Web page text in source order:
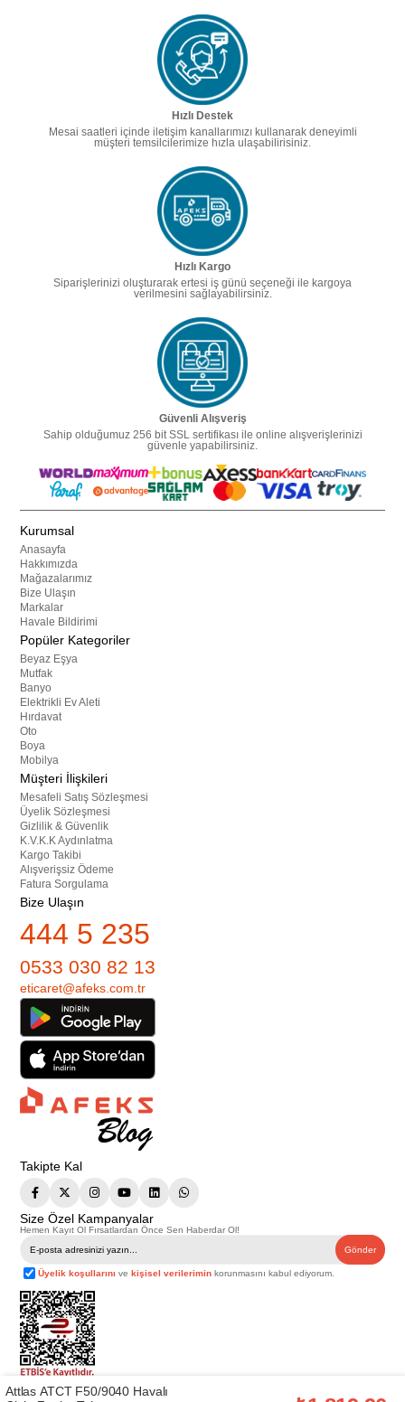
Hızlı Destek
Mesai saatleri içinde iletişim kanallarımızı kullanarak deneyimli
müşteri temsilcilerimize hızla ulaşabilirisiniz.
Hızlı Kargo
Siparişlerinizi oluşturarak ertesi iş günü seçeneği ile kargoya
verilmesini sağlayabilirsiniz.
Güvenli Alışveriş
Sahip olduğumuz 256 bit SSL sertifikası ile online alışverişlerinizi
güvenle yapabilirsiniz.
Kurumsal
Anasayfa
Hakkımızda
Mağazalarımız
Bize Ulaşın
Markalar
Havale Bildirimi
Popüler Kategoriler
Beyaz Eşya
Mutfak
Banyo
Elektrikli Ev Aleti
Hırdavat
Oto
Boya
Mobilya
Müşteri İlişkileri
Mesafeli Satış Sözleşmesi
Üyelik Sözleşmesi
Gizlilik & Güvenlik
K.V.K.K Aydınlatma
Kargo Takibi
Alışverişsiz Ödeme
Fatura Sorgulama
Bize Ulaşın
444 5 235
0533 030 82 13
eticaret@afeks.com.tr
Takipte Kal
Size Özel Kampanyalar
Hemen Kayıt Ol Fırsatlardan Önce Sen Haberdar Ol!
Gönder
Üyelik koşullarını vekişisel verilerimin korunmasını kabul ediyorum.
Telif Hakkı © 2026Afeks Yapı Market . Tüm hakları saklıdır.
Attlas ATCT F50/9040 Havalı